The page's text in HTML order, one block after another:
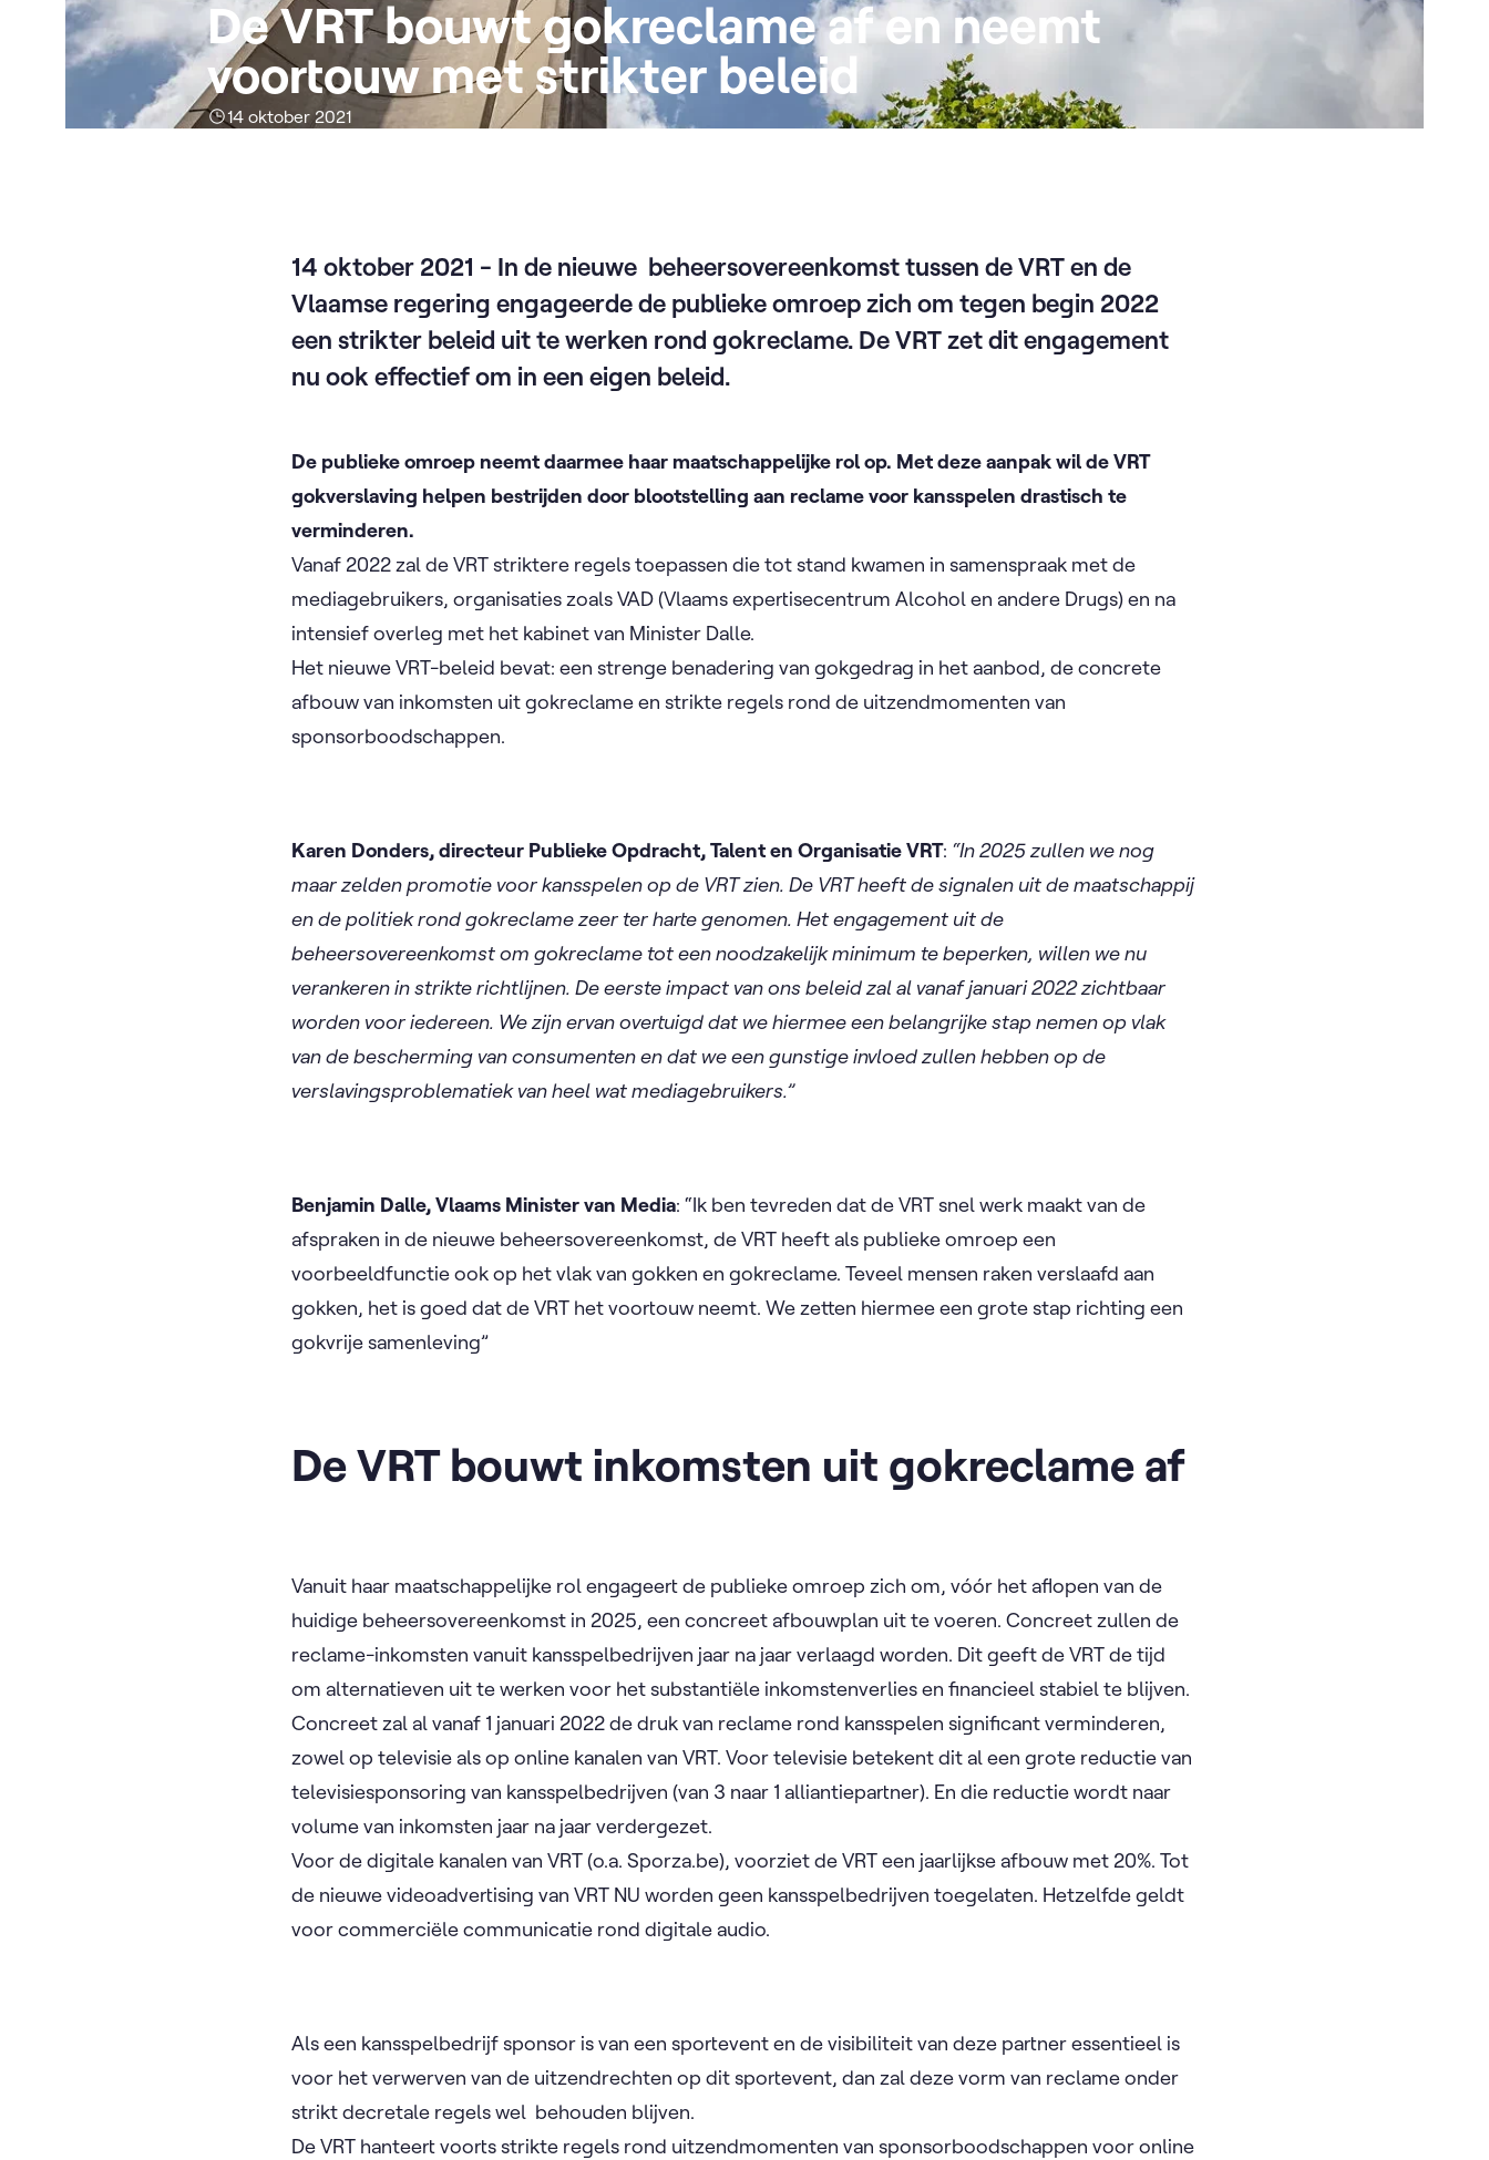
De VRT bouwt gokreclame af en neemt
voortouw met strikter beleid
14 oktober 2021
14 oktober 2021 - In de nieuwe beheersovereenkomst tussen de VRT en de
Vlaamse regering engageerde de publieke omroep zich om tegen begin 2022
een strikter beleid uit te werken rond gokreclame. De VRT zet dit engagement
nu ook effectief om in een eigen beleid.
De publieke omroep neemt daarmee haar maatschappelijke rol op. Met deze aanpak wil de VRT
gokverslaving helpen bestrijden door blootstelling aan reclame voor kansspelen drastisch te
verminderen.
Vanaf 2022 zal de VRT striktere regels toepassen die tot stand kwamen in samenspraak met de
mediagebruikers, organisaties zoals VAD (Vlaams expertisecentrum Alcohol en andere Drugs) en na
intensief overleg met het kabinet van Minister Dalle.
Het nieuwe VRT-beleid bevat: een strenge benadering van gokgedrag in het aanbod, de concrete
afbouw van inkomsten uit gokreclame en strikte regels rond de uitzendmomenten van
sponsorboodschappen.
Karen Donders, directeur Publieke Opdracht, Talent en Organisatie VRT: “In 2025 zullen we nog
maar zelden promotie voor kansspelen op de VRT zien. De VRT heeft de signalen uit de maatschappij
en de politiek rond gokreclame zeer ter harte genomen. Het engagement uit de
beheersovereenkomst om gokreclame tot een noodzakelijk minimum te beperken, willen we nu
verankeren in strikte richtlijnen. De eerste impact van ons beleid zal al vanaf januari 2022 zichtbaar
worden voor iedereen. We zijn ervan overtuigd dat we hiermee een belangrijke stap nemen op vlak
van de bescherming van consumenten en dat we een gunstige invloed zullen hebben op de
verslavingsproblematiek van heel wat mediagebruikers.”
Benjamin Dalle, Vlaams Minister van Media: “Ik ben tevreden dat de VRT snel werk maakt van de
afspraken in de nieuwe beheersovereenkomst, de VRT heeft als publieke omroep een
voorbeeldfunctie ook op het vlak van gokken en gokreclame. Teveel mensen raken verslaafd aan
gokken, het is goed dat de VRT het voortouw neemt. We zetten hiermee een grote stap richting een
gokvrije samenleving”
De VRT bouwt inkomsten uit gokreclame af
Vanuit haar maatschappelijke rol engageert de publieke omroep zich om, vóór het aflopen van de
huidige beheersovereenkomst in 2025, een concreet afbouwplan uit te voeren. Concreet zullen de
reclame-inkomsten vanuit kansspelbedrijven jaar na jaar verlaagd worden. Dit geeft de VRT de tijd
om alternatieven uit te werken voor het substantiële inkomstenverlies en financieel stabiel te blijven.
Concreet zal al vanaf 1 januari 2022 de druk van reclame rond kansspelen significant verminderen,
zowel op televisie als op online kanalen van VRT. Voor televisie betekent dit al een grote reductie van
televisiesponsoring van kansspelbedrijven (van 3 naar 1 alliantiepartner). En die reductie wordt naar
volume van inkomsten jaar na jaar verdergezet.
Voor de digitale kanalen van VRT (o.a. Sporza.be), voorziet de VRT een jaarlijkse afbouw met 20%. Tot
de nieuwe videoadvertising van VRT NU worden geen kansspelbedrijven toegelaten. Hetzelfde geldt
voor commerciële communicatie rond digitale audio.
Als een kansspelbedrijf sponsor is van een sportevent en de visibiliteit van deze partner essentieel is
voor het verwerven van de uitzendrechten op dit sportevent, dan zal deze vorm van reclame onder
strikt decretale regels wel behouden blijven.
De VRT hanteert voorts strikte regels rond uitzendmomenten van sponsorboodschappen voor online